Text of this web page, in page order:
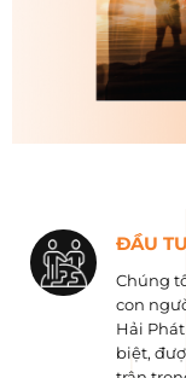
ĐẦU
Chúng
con
Hải
biệt,